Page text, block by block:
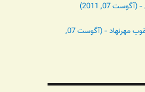
07, 2011)
قدمی برای احترام به یعقوب مهرنهاد - (آگوست 07,